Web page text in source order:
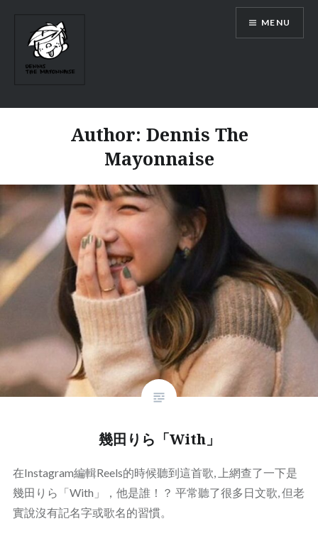
content
MENU
Author: Dennis The
Mayonnaise
幾田りら「With」
在Instagram編輯Reels的時候聽到這首歌, 上網查了一下是
幾田りら「With」，他是誰！？ 平常聽了很多日文歌, 但老
實說沒有記名字或歌名的習慣。